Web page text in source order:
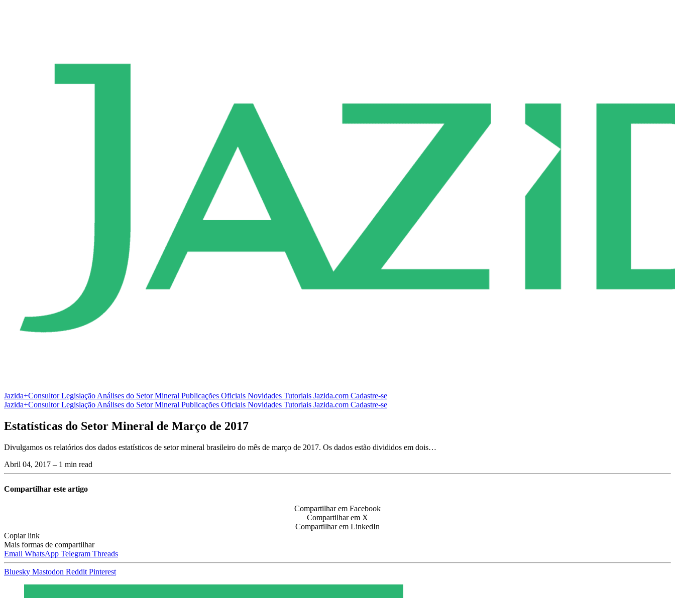
Jazida+ConsultorLegislação Análises do Setor Mineral Publicações Oficiais Novidades Tutoriais Jazida.com Cadastre-se
Jazida+ConsultorLegislação Análises do Setor Mineral Publicações Oficiais Novidades Tutoriais Jazida.com Cadastre-se
Estatísticas do Setor Mineral de Março de 2017
Divulgamos os relatórios dos dados estatísticos de setor mineral brasileiro do mês de março de 2017. Os dados estão divididos em dois…
Abril 04, 2017 – 1 min read
Compartilhar este artigo
Compartilhar em Facebook
Compartilhar em X
Compartilhar em LinkedIn
Copiar link
Mais formas de compartilhar
Email WhatsApp Telegram Threads
Bluesky Mastodon Reddit Pinterest